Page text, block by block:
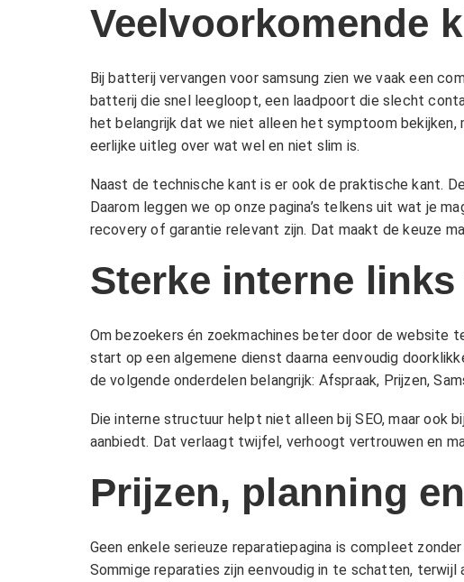
Veelvoorkomende
Bij batterij vervangen voor samsung zien we vaak een
batterij die snel leegloopt, een laadpoort die slecht
het belangrijk dat we niet alleen het symptoom
eerlijke uitleg over wat wel en niet slim is.
Naast de technische kant is er ook de praktische kant.
Daarom leggen we op onze pagina’s telkens uit wat je
recovery of garantie relevant zijn. Dat maakt de keuze
Sterke interne
Om bezoekers én zoekmachines beter door de website
start op een algemene dienst daarna eenvoudig
de volgende onderdelen belangrijk: Afspraak, Prijzen,
Die interne structuur helpt niet alleen bij SEO, maar ook
aanbiedt. Dat verlaagt twijfel, verhoogt vertrouwen en
Prijzen, planning
Geen enkele serieuze reparatiepagina is compleet
Sommige reparaties zijn eenvoudig in te schatten,